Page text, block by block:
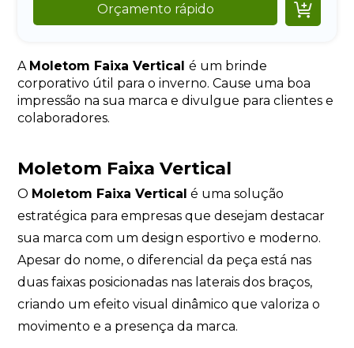
Orçamento rápido 
A Moletom Faixa Verticalé um brinde
corporativo útil para o inverno. Cause uma boa
impressão na sua marca e divulgue para clientes e
colaboradores.
Moletom Faixa Vertical
O Moletom Faixa Vertical é uma solução
estratégica para empresas que desejam destacar
sua marca com um design esportivo e moderno.
Apesar do nome, o diferencial da peça está nas
duas faixas posicionadas nas laterais dos braços,
criando um efeito visual dinâmico que valoriza o
movimento e a presença da marca.